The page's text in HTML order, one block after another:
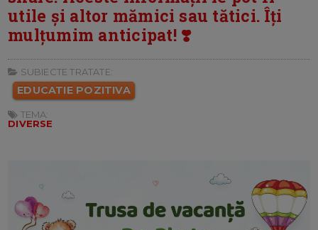
utile și altor mămici sau tătici. Îți
mulțumim anticipat! ❣️
SUBIECTE TRATATE:
EDUCATIE POZITIVA
TEMA:
DIVERSE